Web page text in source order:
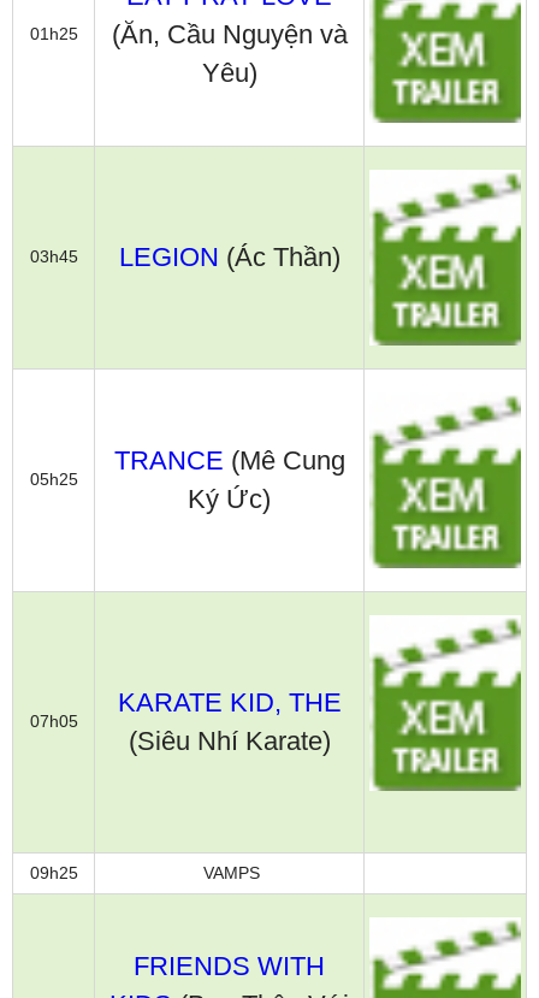
01h25
(Ăn, Cầu Nguyện và
Yêu)
03h45 LEGION (Ác Thần)
05h25
TRANCE (Mê Cung
Ký Ức)
07h05
KARATE KID, THE
(Siêu Nhí Karate)
09h25 VAMPS
FRIENDS WITH